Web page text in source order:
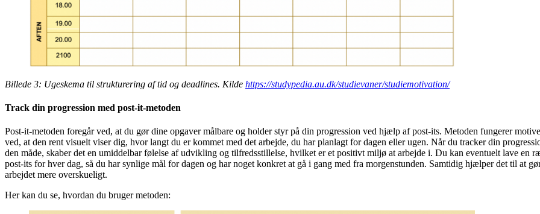
Billede 3: Ugeskema til strukturering af tid og deadlines. Kilde https://studypedia.au.dk/studievaner/studiemotivation/
Track din progression med post-it-metoden
Post-it-metoden foregår ved, at du gør dine opgaver målbare og holder styr på din progression ved hjælp af post-its. Metoden fungerer
ved, at den rent visuelt viser dig, hvor langt du er kommet med det arbejde, du har planlagt for dagen eller ugen. Når du tracker din
den måde, skaber det en umiddelbar følelse af udvikling og tilfredsstillelse, hvilket er et positivt miljø at arbejde i. Du kan eventuelt lave en
post-its for hver dag, så du har synlige mål for dagen og har noget konkret at gå i gang med fra morgenstunden. Samtidig hjælper det til at
arbejdet mere overskueligt.
Her kan du se, hvordan du bruger metoden: